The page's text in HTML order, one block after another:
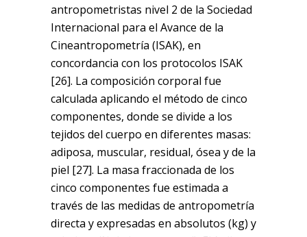
antropometristas nivel 2 de la Sociedad
Internacional para el Avance de la
Cineantropometría (ISAK), en
concordancia con los protocolos ISAK
[26]. La composición corporal fue
calculada aplicando el método de cinco
componentes, donde se divide a los
tejidos del cuerpo en diferentes masas:
adiposa, muscular, residual, ósea y de la
piel [27]. La masa fraccionada de los
cinco componentes fue estimada a
través de las medidas de antropometría
directa y expresadas en absolutos (kg) y